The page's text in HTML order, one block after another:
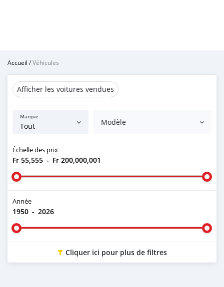
Accueil /Véhicules
Afficher les voitures vendues
Marque
Modèle
Échelle des prix
Fr 55,555 - Fr 200,000,001
Année
1950 - 2026
Cliquer ici pour plus de filtres